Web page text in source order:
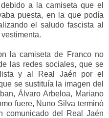
a la camiseta que el
puesta, en la que podía
el saludo fascista al
la camiseta de Franco no
las redes sociales, que se
y al Real Jaén por el
se sustituía la imagen del
Álvaro Arbeloa, Mariano
fuere, Nuno Silva terminó
comunicado del Real Jaén